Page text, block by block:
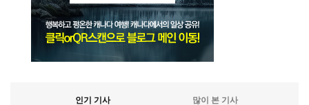
인기 기사 많이 본 기사